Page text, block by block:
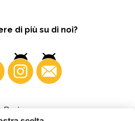
di più su di noi?
Business